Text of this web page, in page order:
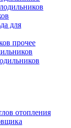
для
прочее
отопления